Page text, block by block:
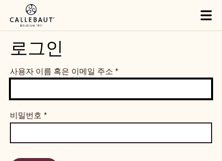
Skip to main content
로그인
사용자 이름 혹은 이메일 주소 *
비밀번호 *